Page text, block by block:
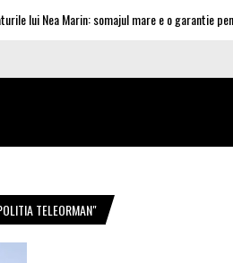
lui Nea Marin: somajul mare e o garantie
TELEORMAN"